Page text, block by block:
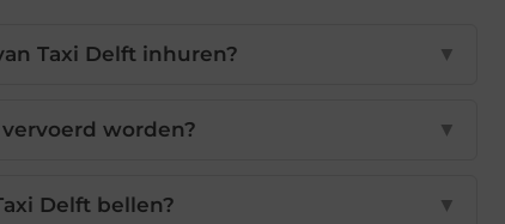
Taxi Delft inhuren? ▼
worden? ▼
Delft bellen? ▼